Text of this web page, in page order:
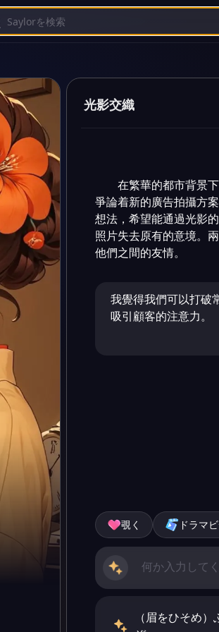
光影交織
在繁華的都市背景
爭論着新的廣告拍攝方
想法，希望能通過光影
照片失去原有的意境。
他們之間的友情。
我覺得我們可以打破
吸引顧客的注意力。
覗く ドラマ
（眉をひそめ